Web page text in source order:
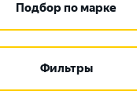
Подбор по марке
Фильтры